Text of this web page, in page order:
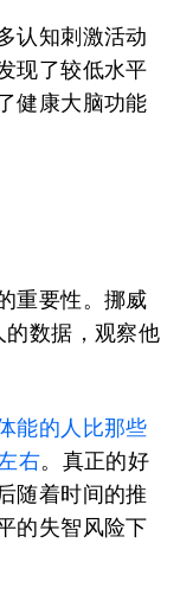
认知刺激活动
现了较低水平
健康大脑功能
重要性。挪威
数据，观察他
能的人比那些
右。真正的好
随着时间的推
的失智风险下